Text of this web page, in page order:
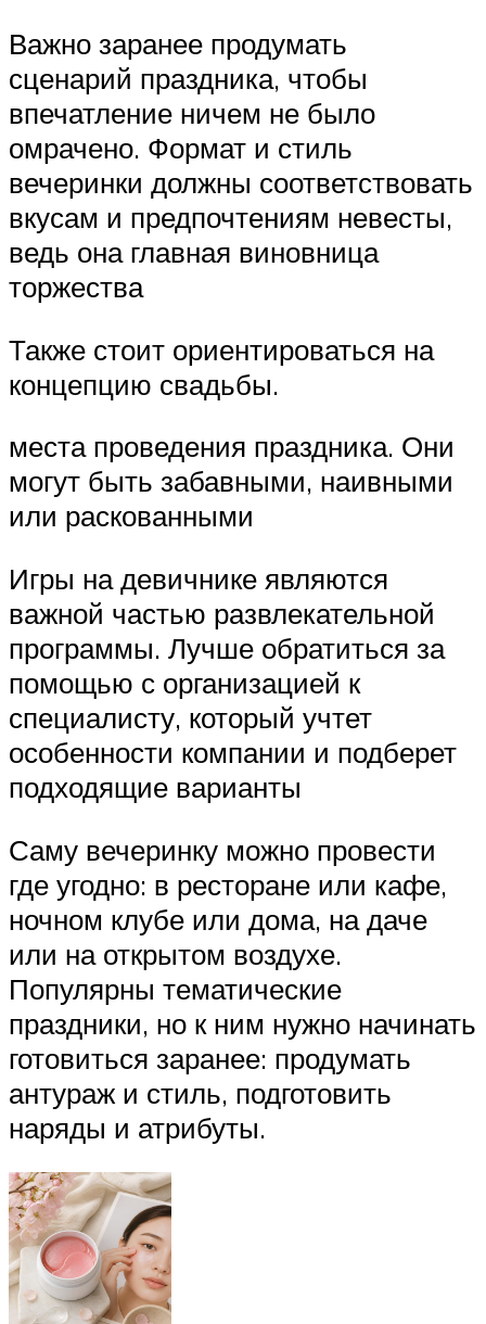
Важно заранее продумать
сценарий праздника, чтобы
впечатление ничем не было
омрачено. Формат и стиль
вечеринки должны соответствовать
вкусам и предпочтениям невесты,
ведь она главная виновница
торжества
Также стоит ориентироваться на
концепцию свадьбы.
места проведения праздника. Они
могут быть забавными, наивными
или раскованными
Игры на девичнике являются
важной частью развлекательной
программы. Лучше обратиться за
помощью с организацией к
специалисту, который учтет
особенности компании и подберет
подходящие варианты
Саму вечеринку можно провести
где угодно: в ресторане или кафе,
ночном клубе или дома, на даче
или на открытом воздухе.
Популярны тематические
праздники, но к ним нужно начинать
готовиться заранее: продумать
антураж и стиль, подготовить
наряды и атрибуты.